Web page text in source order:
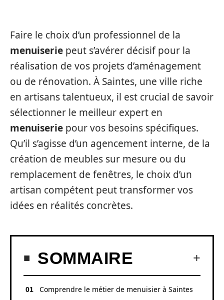
Faire le choix d’un professionnel de la
menuiserie peut s’avérer décisif pour la
réalisation de vos projets d’aménagement
ou de rénovation. À Saintes, une ville riche
en artisans talentueux, il est crucial de savoir
sélectionner le meilleur expert en
menuiserie pour vos besoins spécifiques.
Qu’il s’agisse d’un agencement interne, de la
création de meubles sur mesure ou du
remplacement de fenêtres, le choix d’un
artisan compétent peut transformer vos
idées en réalités concrètes.
SOMMAIRE
Comprendre le métier de menuisier à Saintes